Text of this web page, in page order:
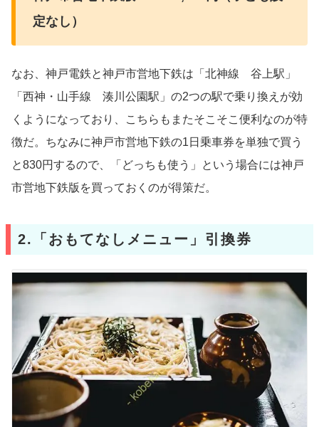
定なし）
なお、神戸電鉄と神戸市営地下鉄は「北神線 谷上駅」
「西神・山手線 湊川公園駅」の2つの駅で乗り換えが効
くようになっており、こちらもまたそこそこ便利なのが特
徴だ。ちなみに神戸市営地下鉄の1日乗車券を単独で買う
と830円するので、「どっちも使う」という場合には神戸
市営地下鉄版を買っておくのが得策だ。
2.「おもてなしメニュー」引換券